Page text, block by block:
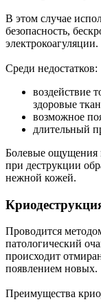
В этом случае
безопасность,
электрокоагуляции.
Среди недостатков:
воздействие
здоровые
возможное
длительный
Болевые ощущения
при деструкции
нежной кожей.
Проводится
патологический
происходит
появлением новых.
Преимущества